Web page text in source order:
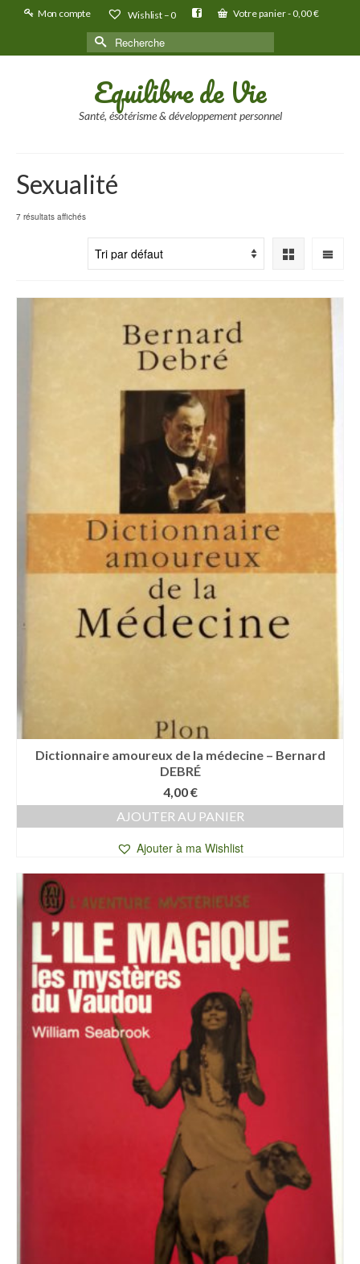
Mon compte Wishlist –0 Votre panier-0,00€
Rechercher :
Equilibre de Vie
Santé, ésotérisme & développement personnel
Sexualité
7 résultats affichés
Dictionnaire amoureux de la médecine – Bernard
DEBRÉ
4,00€
AJOUTER AU PANIER
Ajouter à ma Wishlist